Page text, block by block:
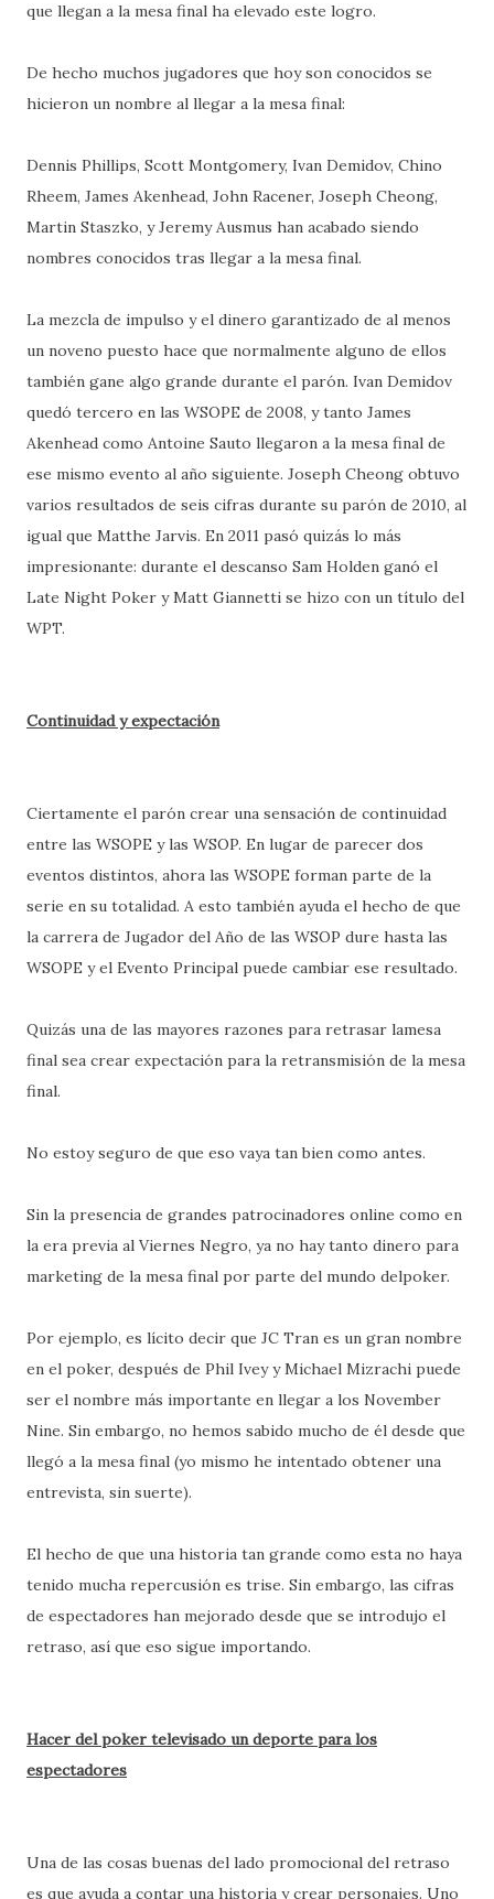
que llegan a la mesa final ha elevado este logro.
De hecho muchos jugadores que hoy son conocidos se
hicieron un nombre al llegar a la mesa final:
Dennis Phillips, Scott Montgomery, Ivan Demidov, Chino
Rheem, James Akenhead, John Racener, Joseph Cheong,
Martin Staszko, y Jeremy Ausmus han acabado siendo
nombres conocidos tras llegar a la mesa final.
La mezcla de impulso y el dinero garantizado de al menos
un noveno puesto hace que normalmente alguno de ellos
también gane algo grande durante el parón. Ivan Demidov
quedó tercero en las WSOPE de 2008, y tanto James
Akenhead como Antoine Sauto llegaron a la mesa final de
ese mismo evento al año siguiente. Joseph Cheong obtuvo
varios resultados de seis cifras durante su parón de 2010, al
igual que Matthe Jarvis. En 2011 pasó quizás lo más
impresionante: durante el descanso Sam Holden ganó el
Late Night Poker y Matt Giannetti se hizo con un título del
WPT.
Continuidad y expectación
Ciertamente el parón crear una sensación de continuidad
entre las WSOPE y las WSOP. En lugar de parecer dos
eventos distintos, ahora las WSOPE forman parte de la
serie en su totalidad. A esto también ayuda el hecho de que
la carrera de Jugador del Año de las WSOP dure hasta las
WSOPE y el Evento Principal puede cambiar ese resultado.
Quizás una de las mayores razones para retrasar lamesa
final sea crear expectación para la retransmisión de la mesa
final.
No estoy seguro de que eso vaya tan bien como antes.
Sin la presencia de grandes patrocinadores online como en
la era previa al Viernes Negro, ya no hay tanto dinero para
marketing de la mesa final por parte del mundo delpoker.
Por ejemplo, es lícito decir que JC Tran es un gran nombre
en el poker, después de Phil Ivey y Michael Mizrachi puede
ser el nombre más importante en llegar a los November
Nine. Sin embargo, no hemos sabido mucho de él desde que
llegó a la mesa final (yo mismo he intentado obtener una
entrevista, sin suerte).
El hecho de que una historia tan grande como esta no haya
tenido mucha repercusión es trise. Sin embargo, las cifras
de espectadores han mejorado desde que se introdujo el
retraso, así que eso sigue importando.
Hacer del poker televisado un deporte para los
espectadores
Una de las cosas buenas del lado promocional del retraso
es que ayuda a contar una historia y crear personajes. Uno